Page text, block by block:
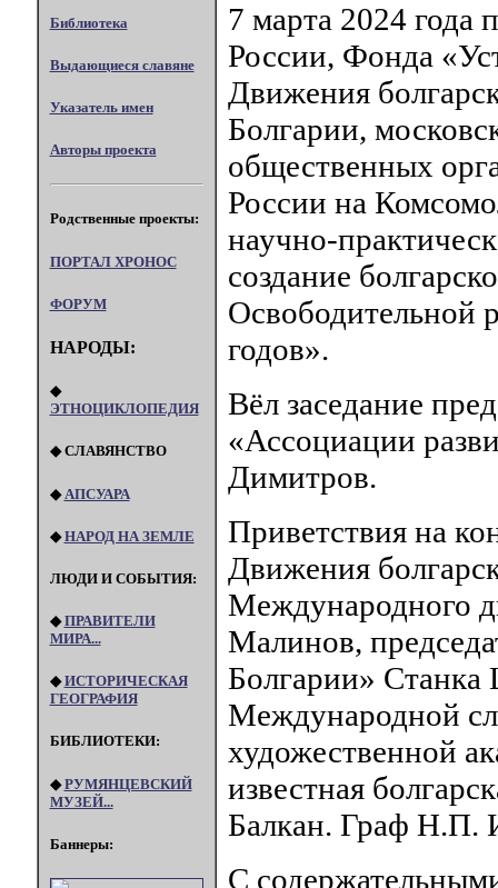
Библиотека
Выдающиеся славяне
Указатель имен
Авторы проекта
Родственные проекты:
ПОРТАЛ XPOHOC
ФОРУМ
НАРОДЫ:
◆
ЭТНОЦИКЛОПЕДИЯ
◆ СЛАВЯНСТВО
◆ АПСУАРА
◆НАРОД НА ЗЕМЛЕ
ЛЮДИ И СОБЫТИЯ:
◆ПРАВИТЕЛИ
МИРА...
◆ИСТОРИЧЕСКАЯ
ГЕОГРАФИЯ
БИБЛИОТЕКИ:
◆РУМЯНЦЕВСКИЙ
МУЗЕЙ...
Баннеры:
7 марта 2024 года
России, Фонда
Движения
Болгарии,
общественных
России на
научно-
создание
Освободительной
годов».
Вёл заседание
«Ассоциации
Димитров.
Приветствия на
Движения
Международного
Малинов,
Болгарии» Станка
Международной
художественной
известная
Балкан. Граф Н.П.
С